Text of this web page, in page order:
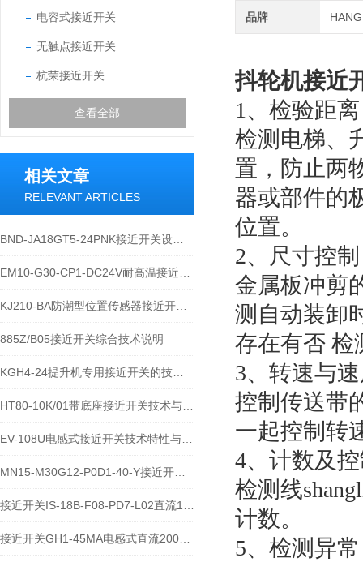
电容式接近开关
无触点接近开关
杭荣接近开关
查看全部
相关文章
RELEVANT ARTICLES
885Z/B05接近开关综合技术说明
品牌
抖轮机接近
1、检验距离
检测电梯、
置，防止两
器或部件的
位置。
2、尺寸控制
金属板冲剪
测自动装卸
存在有否 检
3、转速与
控制传送带
一起控制转
4、计数及
检测线
计数。
5、检测异常